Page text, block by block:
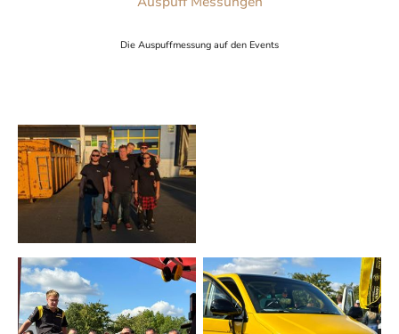
Die Auspuffmessung auf den Events